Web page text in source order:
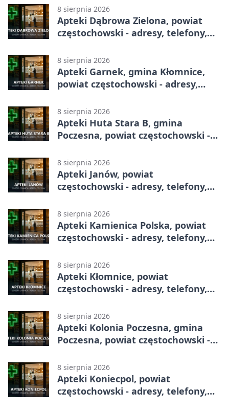
8 sierpnia 2026
Apteki Dąbrowa Zielona, powiat
częstochowski - adresy, telefony,
8 sierpnia 2026
Apteki Garnek, gmina Kłomnice,
powiat częstochowski - adresy,
8 sierpnia 2026
Apteki Huta Stara B, gmina
Poczesna, powiat częstochowski -
8 sierpnia 2026
Apteki Janów, powiat
częstochowski - adresy, telefony,
8 sierpnia 2026
Apteki Kamienica Polska, powiat
częstochowski - adresy, telefony,
8 sierpnia 2026
Apteki Kłomnice, powiat
częstochowski - adresy, telefony,
8 sierpnia 2026
Apteki Kolonia Poczesna, gmina
Poczesna, powiat częstochowski -
8 sierpnia 2026
Apteki Koniecpol, powiat
częstochowski - adresy, telefony,